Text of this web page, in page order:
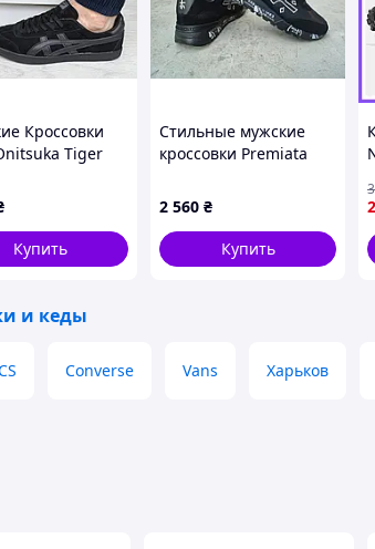
Кроссовки
Tiger
Купить
Стильные мужские
кроссовки Premiata
44 (28,0 см)
2 560 ₴
Купить
и кеды
Converse Vans Харьков